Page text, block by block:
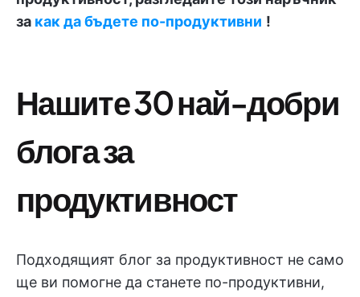
за как да бъдете по-продуктивни !
Нашите 30 най-добри
блога за
продуктивност
Подходящият блог за продуктивност не само
ще ви помогне да станете по-продуктивни,